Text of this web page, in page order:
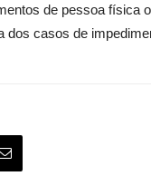
de pessoa física
dos casos de